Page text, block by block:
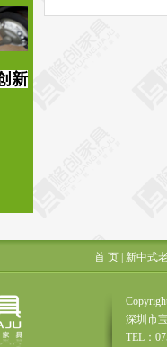
新
首 页| 新中式
深圳市
TEL：